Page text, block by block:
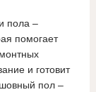
пола –
помогает
и готовит
пол –